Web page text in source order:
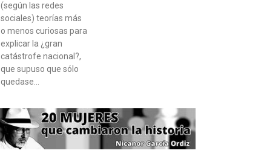
(según las redes
sociales) teorías más
o menos curiosas para
explicar la ¿gran
catástrofe nacional?,
que supuso que sólo
quedase…